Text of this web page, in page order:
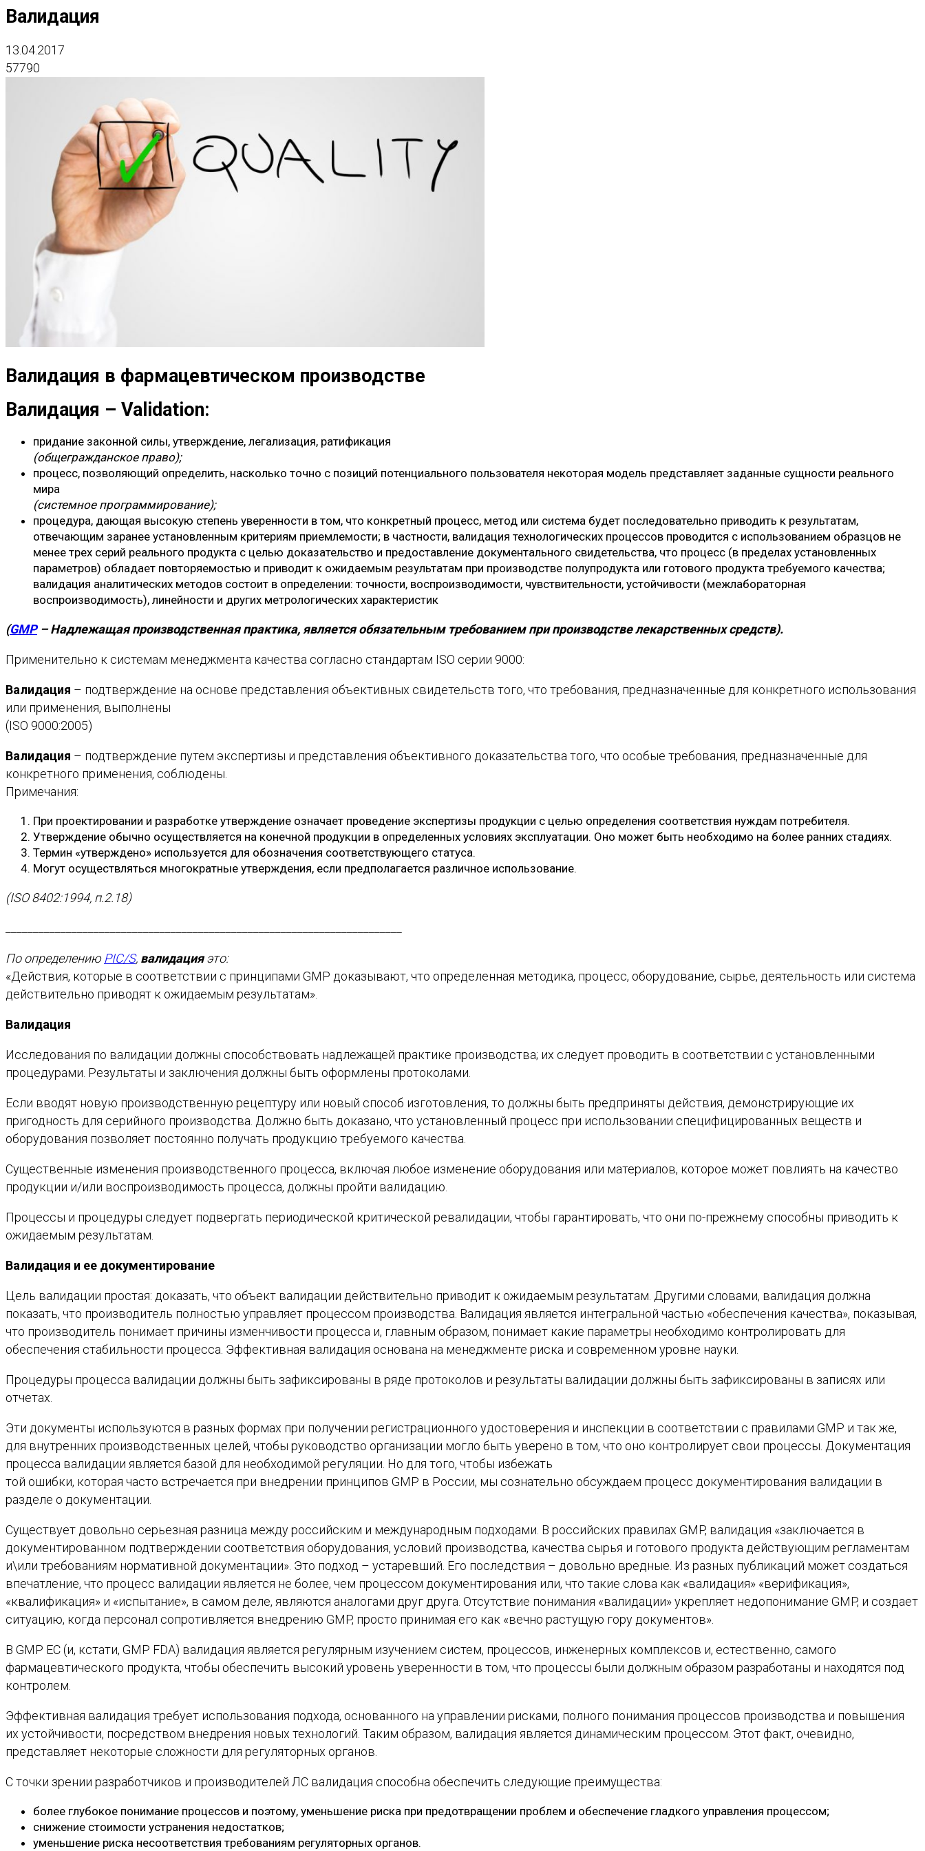
Валидация
13.04.2017
57790
Валидация в фармацевтическом производстве
Валидация – Validation:
придание законной силы, утверждение, легализация, ратификация
(общегражданское право);
процесс, позволяющий определить, насколько точно с позиций потенциального пользователя некоторая модель представляет заданные сущности реального
мира
(системное программирование);
процедура, дающая высокую степень уверенности в том, что конкретный процесс, метод или система будет последовательно приводить к результатам,
отвечающим заранее установленным критериям приемлемости; в частности, валидация технологических процессов проводится с использованием образцов не
менее трех серий реального продукта с целью доказательство и предоставление документального свидетельства, что процесс (в пределах установленных
параметров) обладает повторяемостью и приводит к ожидаемым результатам при производстве полупродукта или готового продукта требуемого качества;
валидация аналитических методов состоит в определении: точности, воспроизводимости, чувствительности, устойчивости (межлабораторная
воспроизводимость), линейности и других метрологических характеристик
(GMP– Надлежащая производственная практика, является обязательным требованием при производстве лекарственных средств).
Применительно к системам менеджмента качества согласно стандартам ISO серии 9000:
Валидация – подтверждение на основе представления объективных свидетельств того, что требования, предназначенные для конкретного использования
или применения, выполнены
(ISO 9000:2005)
Валидация – подтверждение путем экспертизы и представления объективного доказательства того, что особые требования, предназначенные для
конкретного применения, соблюдены.
Примечания:
При проектировании и разработке утверждение означает проведение экспертизы продукции с целью определения соответствия нуждам потребителя.
Утверждение обычно осуществляется на конечной продукции в определенных условиях эксплуатации. Оно может быть необходимо на более ранних стадиях.
Термин «утверждено» используется для обозначения соответствующего статуса.
Могут осуществляться многократные утверждения, если предполагается различное использование.
(ISO 8402:1994, п.2.18)
По определению PIC/S, валидацияэто:
«Действия, которые в соответствии с принципами GMP доказывают, что определенная методика, процесс, оборудование, сырье, деятельность или система
действительно приводят к ожидаемым результатам».
Валидация
Исследования по валидации должны способствовать надлежащей практике производства; их следует проводить в соответствии с установленными
процедурами. Результаты и заключения должны быть оформлены протоколами.
Если вводят новую производственную рецептуру или новый способ изготовления, то должны быть предприняты действия, демонстрирующие их
пригодность для серийного производства. Должно быть доказано, что установленный процесс при использовании специфицированных веществ и
оборудования позволяет постоянно получать продукцию требуемого качества.
Существенные изменения производственного процесса, включая любое изменение оборудования или материалов, которое может повлиять на качество
продукции и/или воспроизводимость процесса, должны пройти валидацию.
Процессы и процедуры следует подвергать периодической критической ревалидации, чтобы гарантировать, что они по-прежнему способны приводить к
ожидаемым результатам.
Валидация и ее документирование
Цель валидации простая: доказать, что объект валидации действительно приводит к ожидаемым результатам. Другими словами, валидация должна
показать, что производитель полностью управляет процессом производства. Валидация является интегральной частью «обеспечения качества», показывая,
что производитель понимает причины изменчивости процесса и, главным образом, понимает какие параметры необходимо контролировать для
обеспечения стабильности процесса. Эффективная валидация основана на менеджменте риска и современном уровне науки.
Процедуры процесса валидации должны быть зафиксированы в ряде протоколов и результаты валидации должны быть зафиксированы в записях или
отчетах.
Эти документы используются в разных формах при получении регистрационного удостоверения и инспекции в соответствии с правилами GMP и так же,
для внутренних производственных целей, чтобы руководство организации могло быть уверено в том, что оно контролирует свои процессы. Документация
процесса валидации является базой для необходимой регуляции. Но для того, чтобы избежать
той ошибки, которая часто встречается при внедрении принципов GMP в России, мы сознательно обсуждаем процесс документирования валидации в
разделе о документации.
Существует довольно серьезная разница между российским и международным подходами. В российских правилах GMP, валидация «заключается в
документированном подтверждении соответствия оборудования, условий производства, качества сырья и готового продукта действующим регламентам
и\или требованиям нормативной документации». Это подход – устаревший. Его последствия – довольно вредные. Из разных публикаций может создаться
впечатление, что процесс валидации является не более, чем процессом документирования или, что такие слова как «валидация» «верификация»,
«квалификация» и «испытание», в самом деле, являются аналогами друг друга. Отсутствие понимания «валидации» укрепляет недопонимание GMP, и создает
ситуацию, когда персонал сопротивляется внедрению GMP, просто принимая его как «вечно растущую гору документов».
В GMP EC (и, кстати, GMP FDA) валидация является регулярным изучением систем, процессов, инженерных комплексов и, естественно, самого
фармацевтического продукта, чтобы обеспечить высокий уровень уверенности в том, что процессы были должным образом разработаны и находятся под
контролем.
Эффективная валидация требует использования подхода, основанного на управлении рисками, полного понимания процессов производства и повышения
их устойчивости, посредством внедрения новых технологий. Таким образом, валидация является динамическим процессом. Этот факт, очевидно,
представляет некоторые сложности для регуляторных органов.
С точки зрении разработчиков и производителей ЛС валидация способна обеспечить следующие преимущества:
более глубокое понимание процессов и поэтому, уменьшение риска при предотвращении проблем и обеспечение гладкого управления процессом;
снижение стоимости устранения недостатков;
уменьшение риска несоответствия требованиям регуляторных органов.